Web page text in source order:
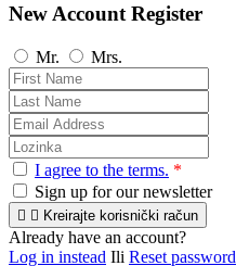
New Account Register
Mr. Mrs.
I agree to the terms. *
Sign up for our newsletter
  Kreirajte korisnički račun
Already have an account?
Log in instead Ili Reset password